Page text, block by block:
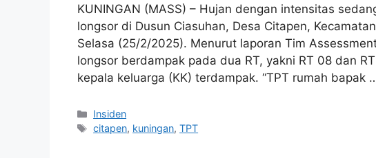
KUNINGAN (MASS) – Hujan dengan intensitas
longsor di Dusun Ciasuhan, Desa Citapen,
Selasa (25/2/2025). Menurut laporan Tim
longsor berdampak pada dua RT, yakni RT 08 dan
kepala keluarga (KK) terdampak. “TPT rumah bapak
Kategori
Insiden
Tag
citapen, kuningan,TPT